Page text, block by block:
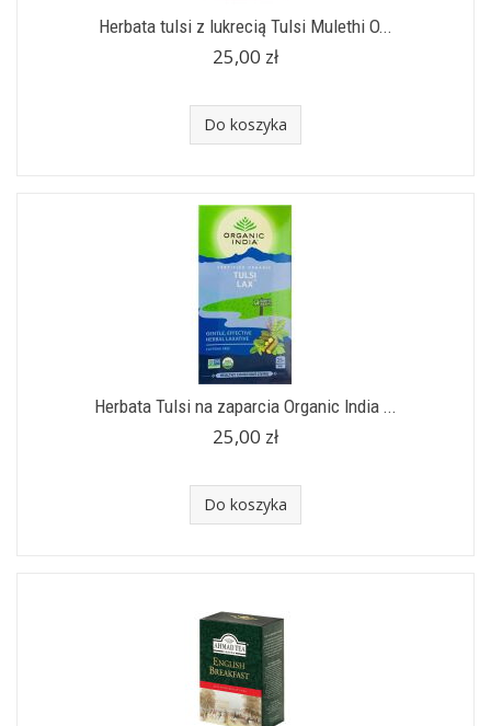
Herbata tulsi z lukrecią Tulsi Mulethi O...
25,00 zł
Do koszyka
Herbata Tulsi na zaparcia Organic India ...
25,00 zł
Do koszyka